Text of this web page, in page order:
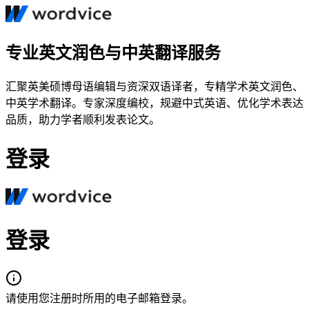
专业英文润色与中英翻译服务
汇聚英美硕博母语编辑与资深双语译者，专精学术英文润色、
中英学术翻译。专家深度编校，规避中式英语、优化学术表达
品质，助力学者顺利发表论文。
登录
登录
请使用您注册时所用的电子邮箱登录。